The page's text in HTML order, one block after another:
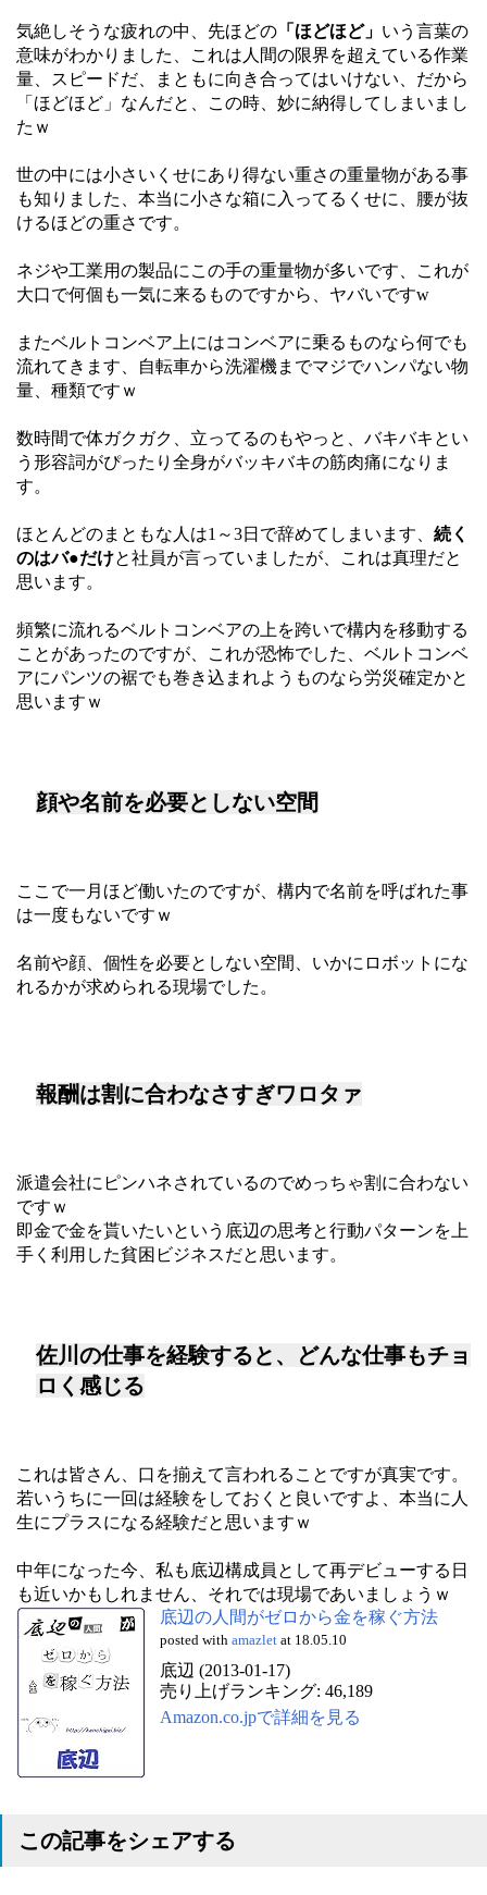
気絶しそうな疲れの中、先ほどの 「ほどほど」 いう言葉の
意味がわかりました、これは人間の限界を超えている作業
量、スピードだ、まともに向き合ってはいけない、だから
「ほどほど」なんだと、この時、妙に納得してしまいまし
たｗ
世の中には小さいくせにあり得ない重さの重量物がある事
も知りました、本当に小さな箱に入ってるくせに、腰が抜
けるほどの重さです。
ネジや工業用の製品にこの手の重量物が多いです、これが
大口で何個も一気に来るものですから、ヤバいですw
またベルトコンベア上にはコンベアに乗るものなら何でも
流れてきます、自転車から洗濯機までマジでハンパない物
量、種類ですｗ
数時間で体ガクガク、立ってるのもやっと、バキバキとい
う形容詞がぴったり全身がバッキバキの筋肉痛になりま
す。
ほとんどのまともな人は1～3日で辞めてしまいます、 続く
のはバ●だけと社員が言っていましたが、これは真理だと
思います。
頻繁に流れるベルトコンベアの上を跨いで構内を移動する
ことがあったのですが、これが恐怖でした、ベルトコンベ
アにパンツの裾でも巻き込まれようものなら労災確定かと
思いますｗ
顔や名前を必要としない空間
ここで一月ほど働いたのですが、構内で名前を呼ばれた事
は一度もないですｗ
名前や顔、個性を必要としない空間、いかにロボットにな
れるかが求められる現場でした。
報酬は割に合わなさすぎワロタァ
派遣会社にピンハネされているのでめっちゃ割に合わない
ですｗ
即金で金を貰いたいという底辺の思考と行動パターンを上
手く利用した貧困ビジネスだと思います。
佐川の仕事を経験すると、どんな仕事もチョ
ロく感じる
これは皆さん、口を揃えて言われることですが真実です。
若いうちに一回は経験をしておくと良いですよ、本当に人
生にプラスになる経験だと思いますｗ
中年になった今、私も底辺構成員として再デビューする日
も近いかもしれません、それでは現場であいましょうｗ
底辺の人間がゼロから金を稼ぐ方法
posted with amazlet at 18.05.10
底辺 (2013-01-17)
売り上げランキング: 46,189
Amazon.co.jpで詳細を見る
この記事をシェアする